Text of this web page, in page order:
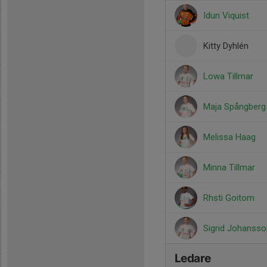
Idun Viquist
Kitty Dyhlén
Lowa Tillmar
Maja Spångberg
Melissa Haag
Minna Tillmar
Rhsti Goitom
Sigrid
Ledare